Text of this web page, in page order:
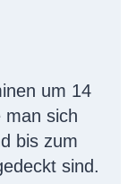
um 14
man sich
bis zum
sind.